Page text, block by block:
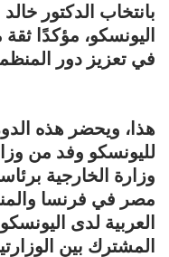
بانتخاب الدكتور
اليونسكو، مؤكدًا
في تعزيز دور
هذا، ويحضر هذه
لليونسكو وفد من
وزارة الخارجية
مصر في فرنسا
العربية لدى
المشترك بين